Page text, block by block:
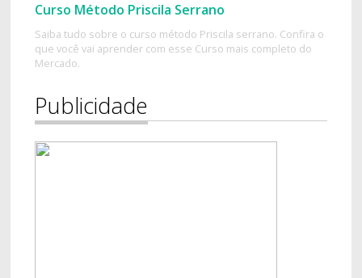
Curso Método Priscila Serrano
Saiba tudo sobre o curso método Priscila serrano. Confira o
que você vai aprender com esse Curso mais completo do
Mercado.
Publicidade